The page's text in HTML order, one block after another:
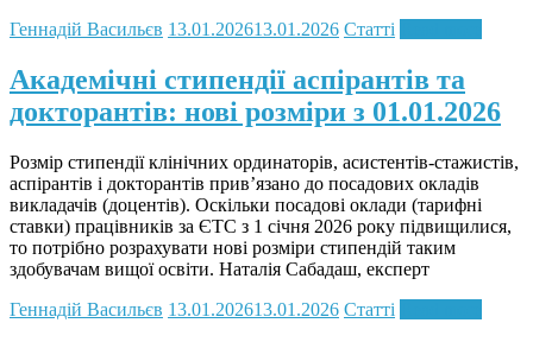
Геннадій Васильєв 13.01.202613.01.2026 Статті
Академічні стипендії аспірантів та
докторантів: нові розміри з 01.01.2026
Розмір стипендії клінічних ординаторів, асистентів-стажистів,
аспірантів і докторантів прив’язано до посадових окладів
викладачів (доцентів). Оскільки посадові оклади (тарифні
ставки) працівників за ЄТС з 1 січня 2026 року підвищилися,
то потрібно розрахувати нові розміри стипендій таким
здобувачам вищої освіти. Наталія Сабадаш, експерт
Геннадій Васильєв 13.01.202613.01.2026 Статті